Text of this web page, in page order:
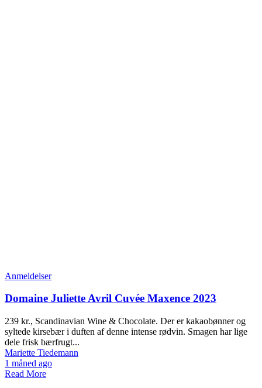
Anmeldelser
Domaine Juliette Avril Cuvée Maxence 2023
239 kr., Scandinavian Wine & Chocolate. Der er kakaobønner og
syltede kirsebær i duften af denne intense rødvin. Smagen har lige
dele frisk bærfrugt...
Mariette Tiedemann
1 måned ago
Read More